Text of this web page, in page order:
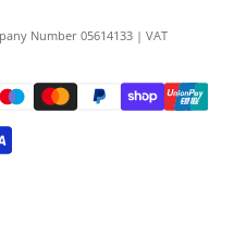
Number 05614133 | VAT